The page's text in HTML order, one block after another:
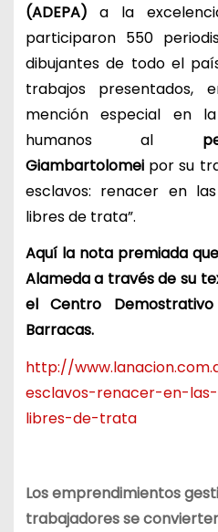
(ADEPA) a la
participaron 550
dibujantes de todo el
trabajos presentados,
mención especial en
humanos al
Giambartolomei por su
esclavos: renacer en
libres de trata”.
Aquí la nota premiada
Alameda a través de su
el Centro
Barracas.
http://
esclavos-renacer-en-
libres-de-trata
Los emprendimientos
trabajadores se